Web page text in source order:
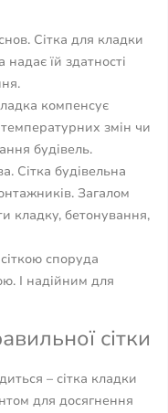
Сітка для кладки
їй здатності
компенсує
змін чи
будівель.
Сітка будівельна
Загалом
кладку, бетонування,
споруда
І надійним для
сітки
– сітка кладки
для досягнення